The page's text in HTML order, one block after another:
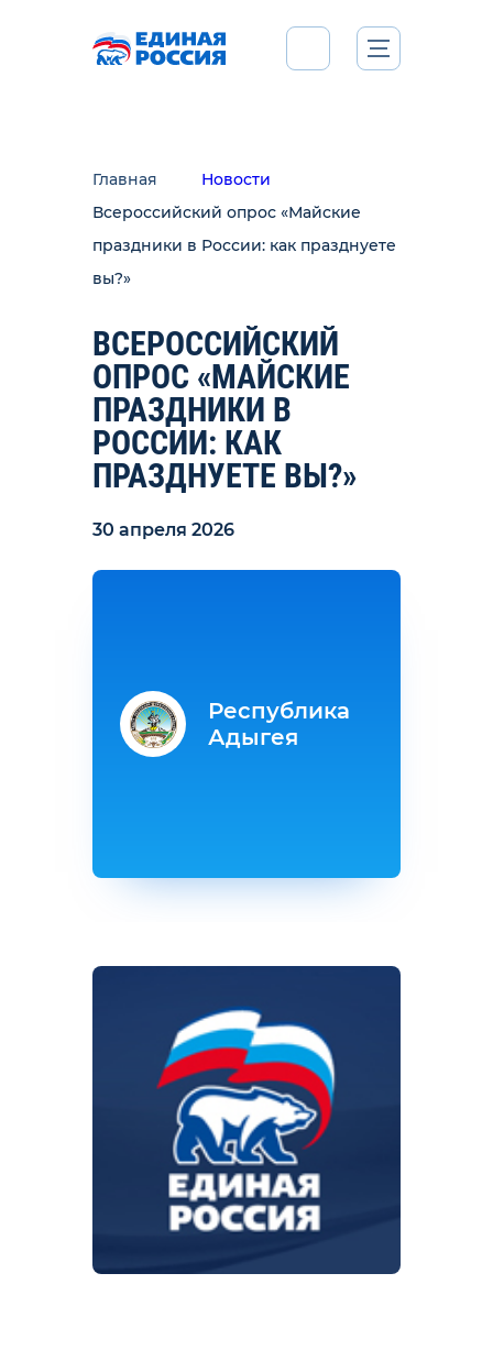
Главная
Новости
Всероссийский опрос «Майские
праздники в России: как празднуете
вы?»
ВСЕРОССИЙСКИЙ
ОПРОС «МАЙСКИЕ
ПРАЗДНИКИ В
РОССИИ: КАК
ПРАЗДНУЕТЕ ВЫ?»
30 апреля 2026
Республика
Адыгея